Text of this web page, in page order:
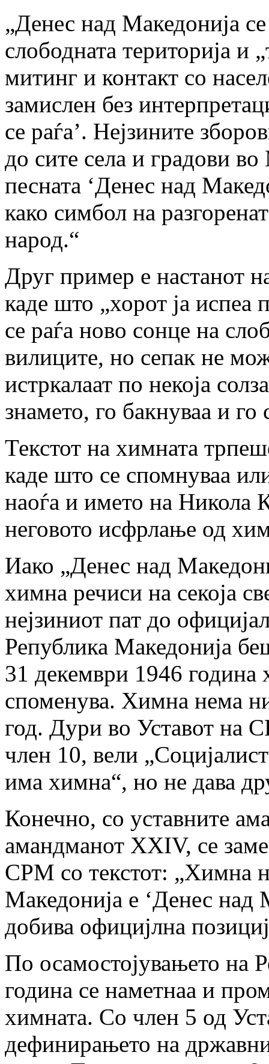
„Денес над Македонија
слободната територија и
митинг и контакт со
замислен без
се раѓа’. Нејзините
до сите села и градови
песната ‘Денес над
како симбол на
народ.“
Друг пример е настанот
каде што „хорот ја испеа
се раѓа ново сонце на
вилиците, но сепак не
истркалаат по некоја
знамето, го бакнуваа и го
Текстот на химната
каде што се спомнуваа
наоѓа и името на Никола
неговото исфрлање од
Иако „Денес над
химна речиси на секоја
нејзиниот пат до
Република Македонија
31 декември 1946
споменува. Химна нема
год. Дури во Уставот на
член 10, вели
има химна“, но не дава
Конечно, со уставните
амандманот XXIV, се
СРМ со текстот: „Химна
Македонија е ‘Денес над
добива официјлна
По осамостојувањето на
година се наметнаа и
химната. Со член 5 од
дефинирањето на